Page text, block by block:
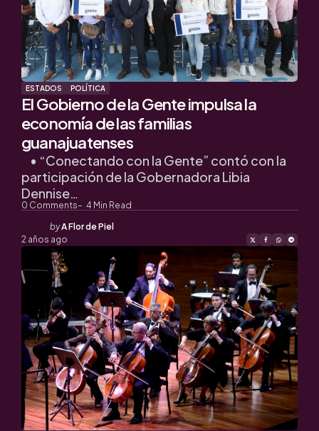
ESTADOS POLÍTICA
El Gobierno de la Gente impulsa la
economía de las familias
guanajuatenses
0 Comments 4 Min Read
• “Conectando con la Gente” contó con la
participación de la Gobernadora Libia
Dennise…
Posted
by
byA Flor de Piel
2 años ago